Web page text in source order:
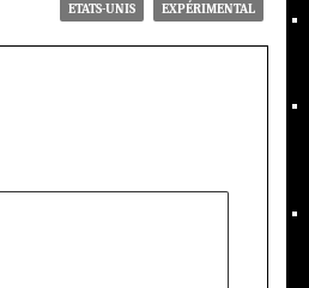
ETATS-UNIS EXPÉRIMENTAL